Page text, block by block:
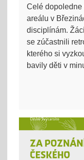
Celé dopoledne
areálu v
disciplínám.
se zúčastnili
kterého si
bavily děti v